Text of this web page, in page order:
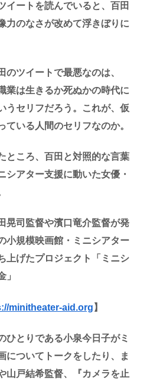
イートを読んでいると、百田
力のなさが改めて浮きぼりに
ツイートで最悪なのは、
業は生きるか死ぬかの時代に
うセリフだろう。これが、仮
ている人間のセリフなのか。
ところ、百田と対照的な言葉
シアター支援に動いた女優・
晃司監督や濱口竜介監督が発
小規模映画館・ミニシアター
上げたプロジェクト「ミニシ
」
minitheater-aid.org 】
ひとりである小泉今日子がミ
についてトークをしたり、ま
山戸結希監督、『カメラを止